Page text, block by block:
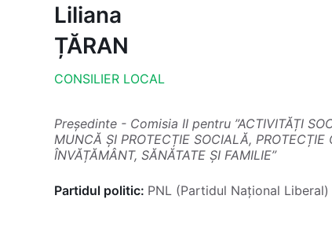
Liliana
ȚĂRAN
CONSILIER LOCAL
președinte - Comisia II pentru ”ACTIVITĂȚI SOCIAL-CULTURALE ȘI CULTE,
MUNCĂ ȘI PROTECȚIE SOCIALĂ, PROTECȚIE
ÎNVĂȚĂMÂNT, SĂNĂTATE ȘI FAMILIE”
Partidul politic: PNL (Partidul Național Liberal)